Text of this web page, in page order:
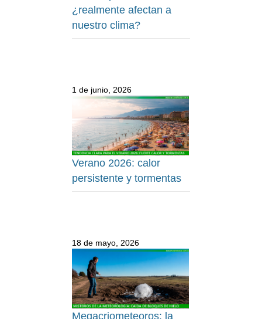
¿realmente afectan a
nuestro clima?
1 de junio, 2026
Verano 2026: calor
persistente y tormentas
18 de mayo, 2026
Megacriometeoros: la